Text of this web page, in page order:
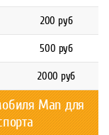
200 руб
500 руб
2000 руб
Man для